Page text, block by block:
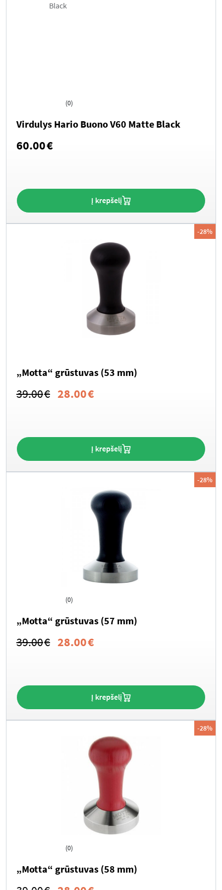
(0)
Virdulys Hario Buono V60 Matte Black
60.00€
Į krepšelį
-28%
„Motta“ grūstuvas (53 mm)
39.00€ Original
39.00€.
28.00€Current
28.00€.
Į krepšelį
-28%
(0)
„Motta“ grūstuvas (57 mm)
39.00€ Original
39.00€.
28.00€Current
28.00€.
Į krepšelį
-28%
(0)
„Motta“ grūstuvas (58 mm)